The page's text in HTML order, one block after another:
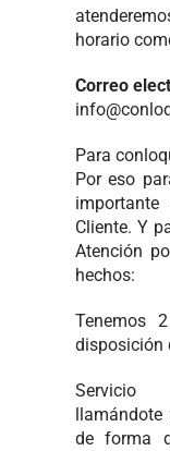
horario
Correo
Para
Por eso
Cliente. Y
Atención
hechos:
Tenemos
disposición
Servicio
llamándote
de forma